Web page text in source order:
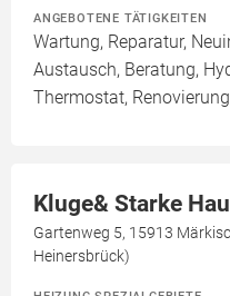
ANGEBOTENE TÄTIGKEITEN
Wartung, Reparatur,
Austausch, Beratung,
Thermostat,
Kluge& Starke
Gartenweg 5, 15913
Heinersbrück)